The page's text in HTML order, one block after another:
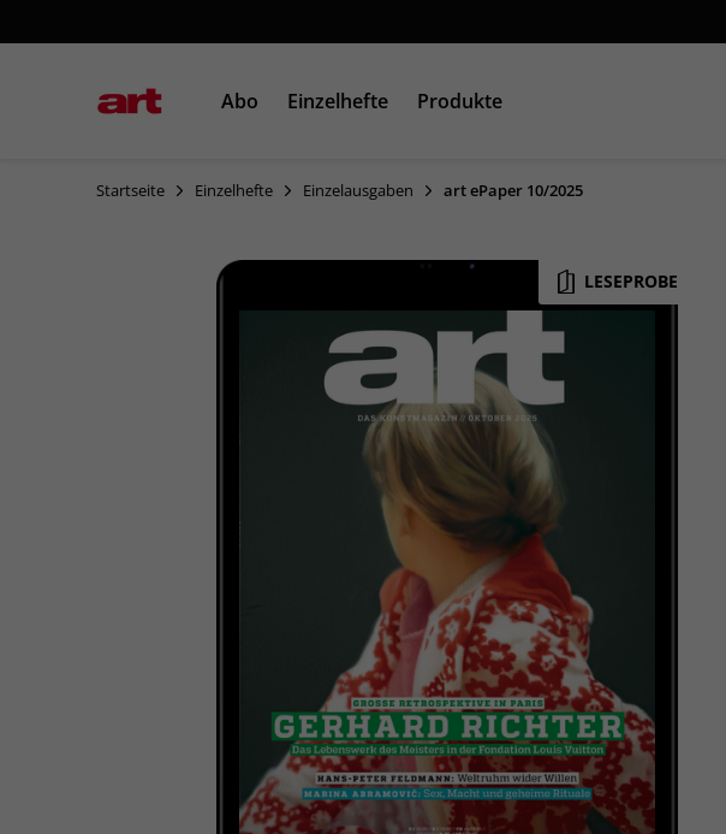
Abo Einzelhefte Produkte
Startseite Einzelhefte Einzelausgaben art ePaper 10/2025
LESEPROBE